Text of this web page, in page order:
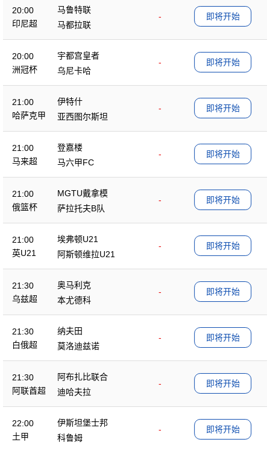
20:00
印尼超
马鲁特联
-
马都拉联
即将开始
20:00
洲冠杯
宇都宫皇者
-
乌尼卡哈
即将开始
21:00
哈萨克甲
伊特什
-
亚西图尔斯坦
即将开始
21:00
马来超
登嘉楼
-
马六甲FC
即将开始
21:00
俄篮杯
MGTU戴拿模
-
萨拉托夫B队
即将开始
21:00
英U21
埃弗顿U21
-
阿斯顿维拉U21
即将开始
21:30
乌兹超
奥马利克
-
本尤德科
即将开始
21:30
白俄超
纳夫田
-
莫洛迪兹诺
即将开始
21:30
阿联酋超
阿布扎比联合
-
迪哈夫拉
即将开始
22:00
土甲
伊斯坦堡士邦
-
科鲁姆
即将开始